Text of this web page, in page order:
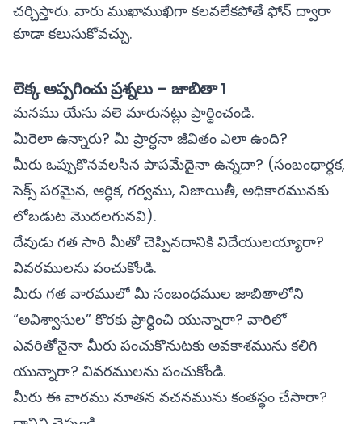
చర్చిస్తారు. వారు ముఖాముఖిగా కలవలేకపోతే ఫోన్ ద్వారా
కూడా కలుసుకోవచ్చు.
లెక్క అప్పగించు ప్రశ్నలు – జాబితా 1
మనము యేసు వలె మారునట్లు ప్రార్ధించండి.
మీరెలా ఉన్నారు? మీ ప్రార్ధనా జీవితం ఎలా ఉంది?
మీరు ఒప్పుకొనవలసిన పాపమేదైనా ఉన్నదా? (సంబంధార్ధక,
సెక్స్ పరమైన, ఆర్ధిక, గర్వము, నిజాయితీ, అధికారమునకు
లోబడుట మొదలగునవి).
దేవుడు గత సారి మీతో చెప్పినదానికి విదేయులయ్యారా?
వివరములను పంచుకోండి.
మీరు గత వారములో మీ సంబంధముల జాబితాలోని
“అవిశ్వాసుల” కొరకు ప్రార్ధించి యున్నారా? వారిలో
ఎవరితోనైనా మీరు పంచుకొనుటకు అవకాశమును కలిగి
యున్నారా? వివరములను పంచుకోండి.
మీరు ఈ వారము నూతన వచనమును కంతస్థం చేసారా?